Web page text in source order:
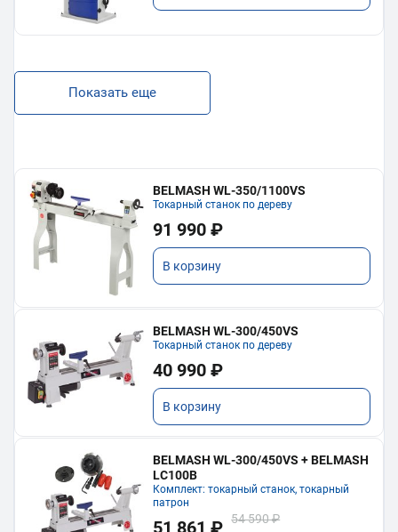
Показать еще
BELMASH WL-350/1100VS
Токарный станок по дереву
91 990 ₽
В корзину
BELMASH WL-300/450VS
Токарный станок по дереву
40 990 ₽
В корзину
BELMASH WL-300/450VS + BELMASH
LC100B
Комплект: токарный станок, токарный
патрон
54 590 ₽